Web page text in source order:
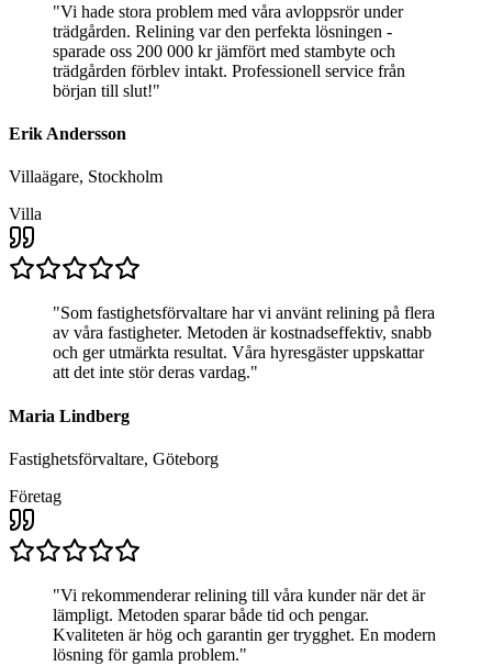
"Vi hade stora problem med våra avloppsrör under
trädgården. Relining var den perfekta lösningen -
sparade oss 200 000 kr jämfört med stambyte och
trädgården förblev intakt. Professionell service från
början till slut!"
Erik Andersson
Villaägare, Stockholm
Villa
"Som fastighetsförvaltare har vi använt relining på flera
av våra fastigheter. Metoden är kostnadseffektiv, snabb
och ger utmärkta resultat. Våra hyresgäster uppskattar
att det inte stör deras vardag."
Maria Lindberg
Fastighetsförvaltare, Göteborg
Företag
"Vi rekommenderar relining till våra kunder när det är
lämpligt. Metoden sparar både tid och pengar.
Kvaliteten är hög och garantin ger trygghet. En modern
lösning för gamla problem."